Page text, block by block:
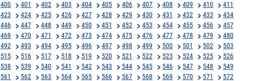
400 401 402 403 404 405 406 407 408 409 410
411
423 424 425 426 427 428 429 430 431 432 433
434
446 447 448 449 450 451 452 453 454 455 456
457
469 470 471 472 473 474 475 476 477 478 479
480
492 493 494 495 496 497 498 499 500 501 502
503
515 516 517 518 519 520 521 522 523 524 525
526
538 539 540 541 542 543 544 545 546 547 548
549
561 562 563 564 565 566 567 568 569 570 571
572